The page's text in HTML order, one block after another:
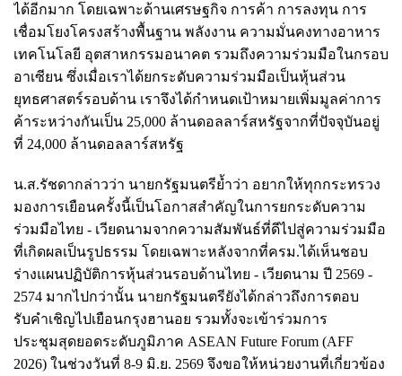
ได้อีกมาก โดยเฉพาะด้านเศรษฐกิจ การค้า การลงทุน การ
เชื่อมโยงโครงสร้างพื้นฐาน พลังงาน ความมั่นคงทางอาหาร
เทคโนโลยี อุตสาหกรรมอนาคต รวมถึงความร่วมมือในกรอบ
อาเซียน ซึ่งเมื่อเราได้ยกระดับความร่วมมือเป็นหุ้นส่วน
ยุทธศาสตร์รอบด้าน เราจึงได้กำหนดเป้าหมายเพิ่มมูลค่าการ
ค้าระหว่างกันเป็น 25,000 ล้านดอลลาร์สหรัฐจากที่ปัจจุบันอยู่
ที่ 24,000 ล้านดอลลาร์สหรัฐ
น.ส.รัชดากล่าวว่า นายกรัฐมนตรีย้ำว่า อยากให้ทุกกระทรวง
มองการเยือนครั้งนี้เป็นโอกาสสำคัญในการยกระดับความ
ร่วมมือไทย - เวียดนามจากความสัมพันธ์ที่ดีไปสู่ความร่วมมือ
ที่เกิดผลเป็นรูปธรรม โดยเฉพาะหลังจากที่ครม.ได้เห็นชอบ
ร่างแผนปฏิบัติการหุ้นส่วนรอบด้านไทย - เวียดนาม ปี 2569 -
2574 มากไปกว่านั้น นายกรัฐมนตรียังได้กล่าวถึงการตอบ
รับคำเชิญไปเยือนกรุงฮานอย รวมทั้งจะเข้าร่วมการ
ประชุมสุดยอดระดับภูมิภาค ASEAN Future Forum (AFF
2026) ในช่วงวันที่ 8-9 มิ.ย. 2569 จึงขอให้หน่วยงานที่เกี่ยวข้อง